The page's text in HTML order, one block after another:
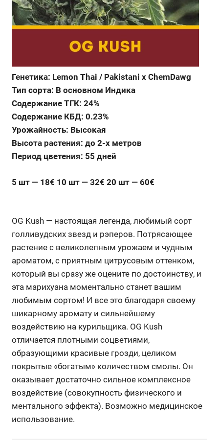
Генетика: Lemon Thai / Pakistani x ChemDawg
Тип сорта: В основном Индика
Содержание ТГК: 24%
Содержание КБД: 0.23%
Урожайность: Высокая
Высота растения: до 2-х метров
Период цветения: 55 дней
5 шт — 18€ 10 шт — 32€ 20 шт — 60€
OG Kush — настоящая легенда, любимый сорт
голливудских звезд и рэперов. Потрясающее
растение с великолепным урожаем и чудным
ароматом, с приятным цитрусовым оттенком,
который вы сразу же оцените по достоинству, и
эта марихуана моментально станет вашим
любимым сортом! И все это благодаря своему
шикарному аромату и сильнейшему
воздействию на курильщика. OG Kush
отличается плотными соцветиями,
образующими красивые грозди, целиком
покрытые «богатым» количеством смолы. Он
оказывает достаточно сильное комплексное
воздействие (совокупность физического и
ментального эффекта). Возможно медицинское
использование.